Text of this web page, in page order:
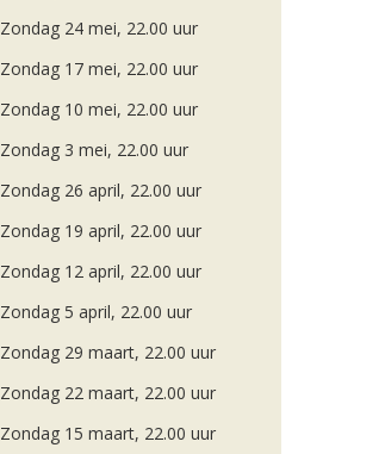
Zondag 24 mei, 22.00 uur
Zondag 17 mei, 22.00 uur
Zondag 10 mei, 22.00 uur
Zondag 3 mei, 22.00 uur
Zondag 26 april, 22.00 uur
Zondag 19 april, 22.00 uur
Zondag 12 april, 22.00 uur
Zondag 5 april, 22.00 uur
Zondag 29 maart, 22.00 uur
Zondag 22 maart, 22.00 uur
Zondag 15 maart, 22.00 uur